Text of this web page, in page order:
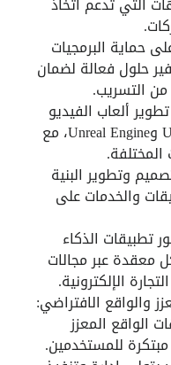
حماية البرمجيات
حلول فعالة لضمان
من التسريب.
ألعاب الفيديو
باستخدام محركات الألعاب مثل Unity وUnreal Engine، مع
وتطوير البنية
والخدمات على
تطبيقات الذكاء
معقدة عبر مجالات
الإلكترونية.
والواقع الافتراضي:
الواقع المعزز
للمستخدمين.